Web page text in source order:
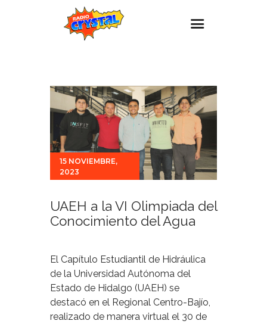
Estaciones
Eventos
Promociones
Noticias
Para ti
15 NOVIEMBRE,
2023
UAEH a la VI Olimpiada del
Conocimiento del Agua
El Capítulo Estudiantil de Hidráulica
de la Universidad Autónoma del
Estado de Hidalgo (UAEH) se
destacó en el Regional Centro-Bajío,
realizado de manera virtual el 30 de